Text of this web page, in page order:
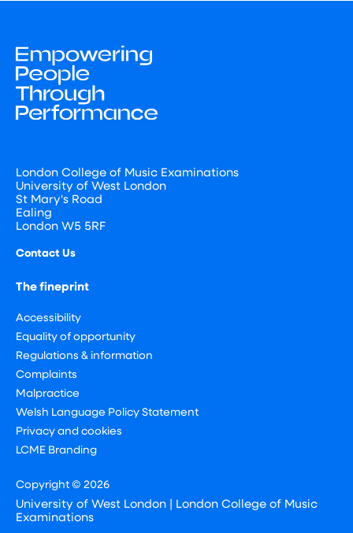
London College of Music Examinations
University of West London
St Mary's Road
Ealing
London W5 5RF
Contact Us
The fineprint
Accessibility
Equality of opportunity
Regulations & information
Complaints
Malpractice
Welsh Language Policy Statement
Privacy and cookies
LCME Branding
Copyright © 2026
University of West London | London College of Music
Examinations